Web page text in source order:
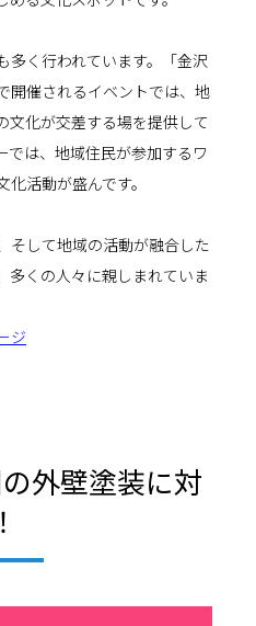
多く行われています。「金沢
開催されるイベントでは、地
文化が交差する場を提供して
では、地域住民が参加するワ
活動が盛んです。
そして地域の活動が融合した
多くの人々に親しまれていま
ジ
外壁塗装に対